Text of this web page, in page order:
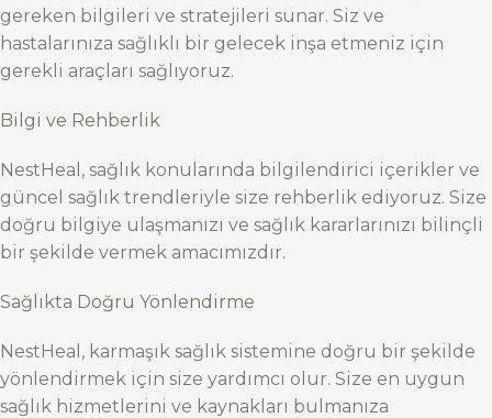
gereken bilgileri ve stratejileri sunar. Siz ve
hastalarınıza sağlıklı bir gelecek inşa etmeniz için
gerekli araçları sağlıyoruz.
Bilgi ve Rehberlik
NestHeal, sağlık konularında bilgilendirici içerikler ve
güncel sağlık trendleriyle size rehberlik ediyoruz. Size
doğru bilgiye ulaşmanızı ve sağlık kararlarınızı bilinçli
bir şekilde vermek amacımızdır.
Sağlıkta Doğru Yönlendirme
NestHeal, karmaşık sağlık sistemine doğru bir şekilde
yönlendirmek için size yardımcı olur. Size en uygun
sağlık hizmetlerini ve kaynakları bulmanıza